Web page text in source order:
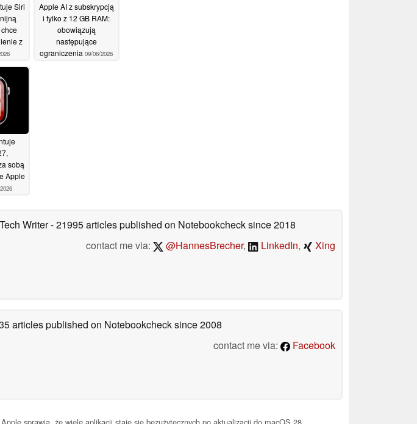
Siri
z
Apple AI z subskrypcją
i tylko z 12 GB RAM:
obowiązują
następujące
ograniczenia 09/06/2026
sobą
Apple
Writer- 21995 articles published on Notebookchecksince 2018
contact me via:
@HannesBrecher, LinkedIn, Xing
articles published on Notebookchecksince 2008
contact me via:
Facebook